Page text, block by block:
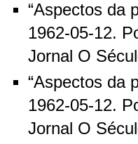
“Aspectos da
1962-05-12.
Jornal O
“Aspectos da
1962-05-12.
Jornal O